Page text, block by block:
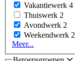
Vakantiewerk 4
Thuiswerk 2
Avondwerk 2
Weekendwerk 2
Meer...